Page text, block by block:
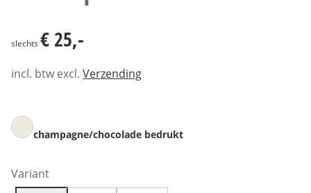
slechts € 25,-
incl. btw excl. Verzending
champagne/chocolade bedrukt
Variant